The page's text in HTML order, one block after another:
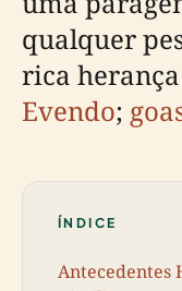
qualquer
rica
Evendo;
ÍNDICE
Antecedentes